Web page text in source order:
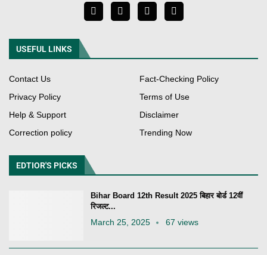
USEFUL LINKS
Contact Us
Fact-Checking Policy
Privacy Policy
Terms of Use
Help & Support
Disclaimer
Correction policy
Trending Now
EDTIOR'S PICKS
Bihar Board 12th Result 2025 बिहार बोर्ड 12वीं
रिजल्ट...
March 25, 2025 67 views